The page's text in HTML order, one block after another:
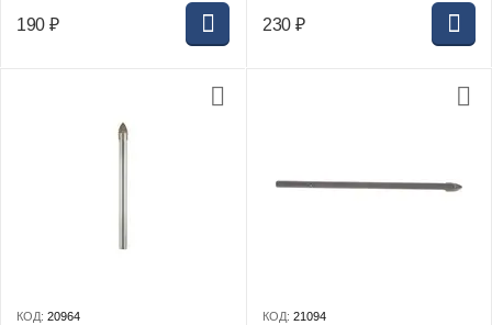
190 ₽ 230 ₽
КОД: 20964 КОД: 21094